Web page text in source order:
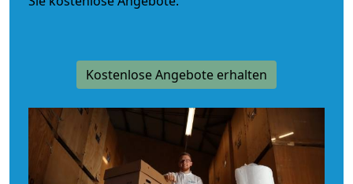
Kostenlose Angebote erhalten